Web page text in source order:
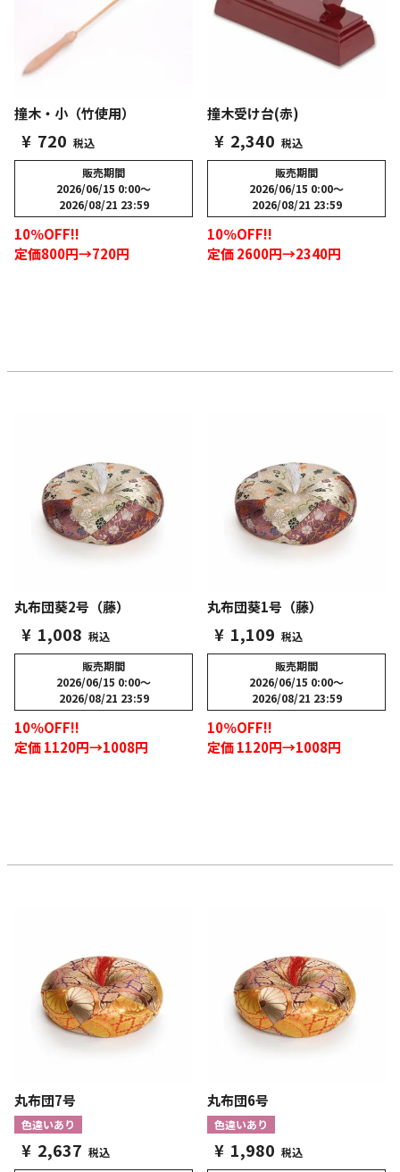
撞木・小（竹使用）
¥ 720 税込
販売期間
2026/06/15 0:00〜
2026/08/21 23:59
10％OFF!!
定価800円→720円
撞木受け台(赤)
¥ 2,340 税込
販売期間
2026/06/15 0:00〜
2026/08/21 23:59
10％OFF!!
定価 2600円→2340円
丸布団葵2号（藤）
¥ 1,008 税込
販売期間
2026/06/15 0:00〜
2026/08/21 23:59
10％OFF!!
定価 1120円→1008円
丸布団葵1号（藤）
¥ 1,109 税込
販売期間
2026/06/15 0:00〜
2026/08/21 23:59
10％OFF!!
定価 1120円→1008円
丸布団7号
色違いあり
¥ 2,637 税込
丸布団6号
色違いあり
¥ 1,980 税込